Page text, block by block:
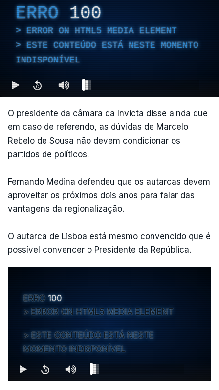
ERRO 100
ERROR ON HTML5 MEDIA ELEMENT
ESTE CONTEÚDO ESTÁ NESTE MOMENTO
INDISPONÍVEL
O presidente da câmara da Invicta disse ainda que
em caso de referendo, as dúvidas de Marcelo
Rebelo de Sousa não devem condicionar os
partidos de políticos.
Fernando Medina defendeu que os autarcas devem
aproveitar os próximos dois anos para falar das
vantagens da regionalização.
O autarca de Lisboa está mesmo convencido que é
possível convencer o Presidente da República.
ERRO 100
ERROR ON HTML5 MEDIA ELEMENT
ESTE CONTEÚDO ESTÁ NESTE
MOMENTO INDISPONÍVEL